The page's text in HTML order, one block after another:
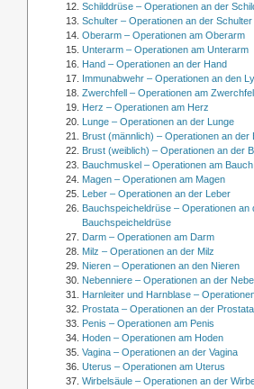
Schilddrüse – Operationen an der
Schulter – Operationen an der Schulter
Oberarm – Operationen am Oberarm
Unterarm – Operationen am Unterarm
Hand – Operationen an der Hand
Immunabwehr – Operationen an den
Zwerchfell – Operationen am
Herz – Operationen am Herz
Lunge – Operationen an der Lunge
Brust (männlich) – Operationen an der
Brust (weiblich) – Operationen an der
Bauchmuskel – Operationen am Bauch
Magen – Operationen am Magen
Leber – Operationen an der Leber
Bauchspeicheldrüse – Operationen an
Bauchspeicheldrüse
Darm – Operationen am Darm
Milz – Operationen an der Milz
Nieren – Operationen an den Nieren
Nebenniere – Operationen an der
Harnleiter und Harnblase –
Prostata – Operationen an der Prostata
Penis – Operationen am Penis
Hoden – Operationen am Hoden
Vagina – Operationen an der Vagina
Uterus – Operationen am Uterus
Wirbelsäule – Operationen an der